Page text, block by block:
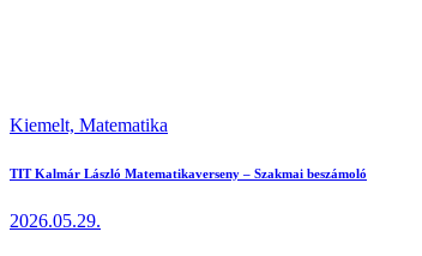
Kiemelt, Matematika
TIT Kalmár László Matematikaverseny – Szakmai beszámoló
2026.05.29.